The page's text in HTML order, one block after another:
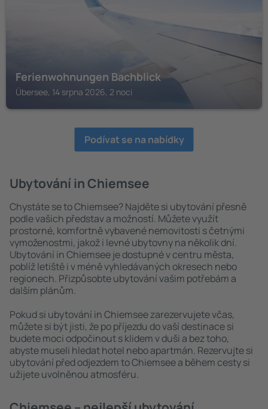
Ferienwohnungen Bachblick
Übersee, 14 srpna 2026, 2 noci
Podívat se na nabídky
Ubytování in Chiemsee
Chystáte se to Chiemsee? Najděte si ubytování přesně
podle vašich představ a možností. Můžete využít
prostorné, komfortně vybavené nemovitosti s četnými
vymoženostmi, jakož i levné ubytovny na několik dní.
Ubytování in Chiemsee je dostupné v centru města,
poblíž letiště i v méně vyhledávaných okresech nebo
regionech. Přizpůsobte ubytování vašim potřebám a
dalším plánům.
Pokud si ubytování in Chiemsee zarezervujete včas,
můžete si být jisti, že po příjezdu do vaší destinace si
budete moci odpočinout s klidem v duši a bez toho,
abyste museli hledat hotel nebo apartmán. Rezervujte si
ubytování před odjezdem to Chiemsee a během cesty si
užijete uvolněnou atmosféru.